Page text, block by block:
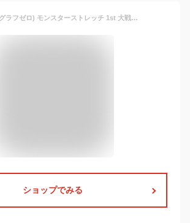
graphzero(グラフゼロ) モンスターストレッチ 1st 大戦モデル デニムジャケット レディース [GZ-GJ1STMSL-LADIES] 岡山 倉敷 児島 ジーンズ デニム ブランド ジージャン アウター S M L XL 紺 ブルー ネイビー 青 日本製 国産 春 秋 冬 13oz ワンウォッシュ
ショップでみる